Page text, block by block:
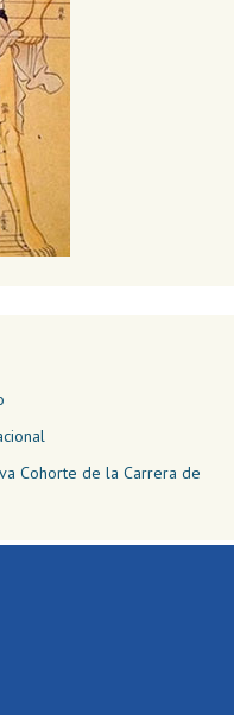
Cohorte de la Carrera de